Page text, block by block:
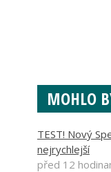
MOHLO
TEST! Nový
nejrychlejší
před 12